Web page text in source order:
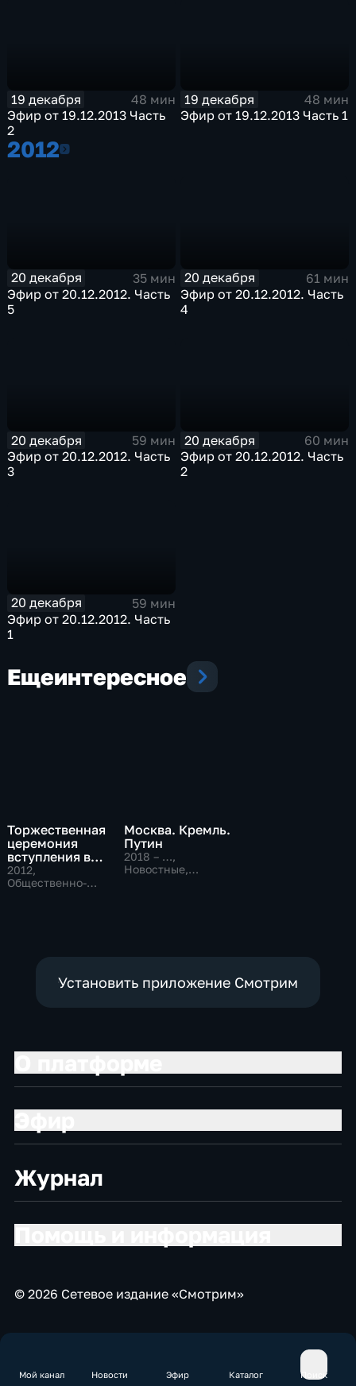
Мой канал Новости Эфир Каталог Поиск
19 декабря
48 мин
Эфир от 19.12.2013 Часть
2
19 декабря
48 мин
Эфир от 19.12.2013 Часть 1
20122012
20 декабря
35 мин
Эфир от 20.12.2012. Часть
5
20 декабря
61 мин
Эфир от 20.12.2012. Часть
4
20 декабря
59 мин
Эфир от 20.12.2012. Часть
3
20 декабря
60 мин
Эфир от 20.12.2012. Часть
2
20 декабря
59 мин
Эфир от 20.12.2012. Часть
1
Ещеинтересное
Торжественная
церемония
вступления в
должность
президента
2012,
Общественно-
Москва. Кремль.
Путин
2018 – …,
Новостные,
Установить приложение Смотрим
Журнал
© 2026 Сетевое издание «Смотрим»